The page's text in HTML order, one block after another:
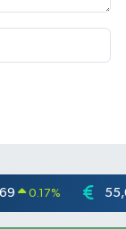
0.17%